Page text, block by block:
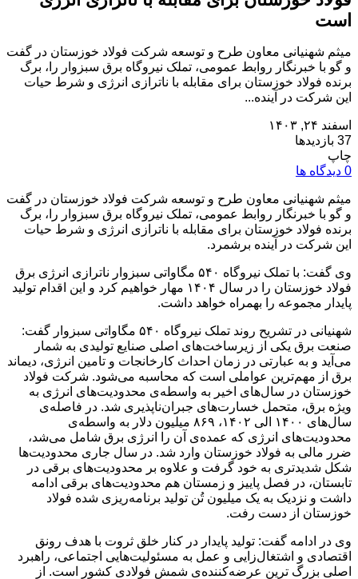
است
میثم شهنیانی معاون طرح و توسعه شرکت فولاد خوزستان در گفت
و گو با خبرنگار روابط عمومی، تملک نیروگاه برق سبزوار را، برگ
برنده فولاد خوزستان برای مقابله با ناترازی انرژی و شرط حیات
این شرکت در آینده...
اسفند ۲۴, ۱۴۰۳
37 بازدیدها
چاپ
0 دیدگاه ها
میثم شهنیانی معاون طرح و توسعه شرکت فولاد خوزستان در گفت
و گو با خبرنگار روابط عمومی، تملک نیروگاه برق سبزوار را، برگ
برنده فولاد خوزستان برای مقابله با ناترازی انرژی و شرط حیات
این شرکت در آینده برشمرد.
وی گفت: با تملک نیروگاه ۵۴۰ مگاواتی سبزوار ناترازی انرژی برق
فولاد خوزستان را در سال ۱۴۰۴ مهار خواهیم کرد و این اقدام تولید
پایدار مجموعه را بهمراه خواهد داشت.
شهنیانی در تشریح روند تملک نیروگاه ۵۴۰ مگاواتی سبزوار گفت:
صنعت برق یکی از زیرساخت‌های اصلی صنایع تولیدی به شمار
می‌آید و به عبارتی در زمان احداث کارخانجات و تامین انرژی، دیماند
برق از مهم‌ترین عواملی است که محاسبه می‌شود. شرکت فولاد
خوزستان در سال‌های اخیر به واسطه‌ی محدودیت‌های انرژی به
ویژه برق، متحمل خسارت‌های جبران‌ناپذیری شد. در فاصله‌‌ی
سال‌های ۱۴۰۰ الی ۱۴۰۲، ۸۶۹ میلیون دلار به واسطه‌ی
محدودیت‌های انرژی که عمده‌ی آن را انرژی برق شامل می‌شد،
ضرر مالی به فولاد خوزستان وارد شد. در سال جاری محدودیت‌ها
شکل شدید‌تری به خود گرفت و‌ علاوه بر محدودیت‌های برقی در
تابستان، در فصل پاییز و زمستان هم محدودیت‌های برقی ادامه
داشت و نزدیک به یک میلیون تُن تولید برنامه‌ریزی شده فولاد
خوزستان از دست رفت.
وی در ادامه گفت: تولید پایدار در کنار خلق ثروت با هدف رونق
اقتصادی و اشتغال‌زایی و عمل به مسئولیت‌هایی اجتماعی، راهبرد
اصلی بزرگ ترین عرضه‌کننده‌ی شمش فولادی کشور است. از